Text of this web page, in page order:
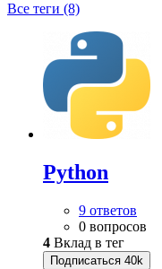
Все теги (8)
Python
9 ответов
0 вопросов
4 Вклад в тег
Подписаться 40k